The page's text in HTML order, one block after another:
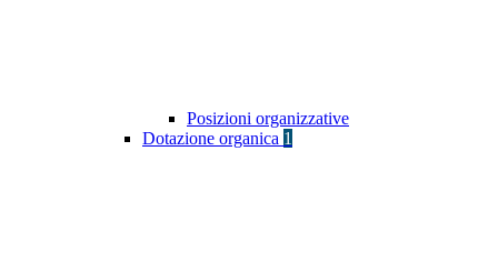
Posizioni organizzative
Dotazione organica 1